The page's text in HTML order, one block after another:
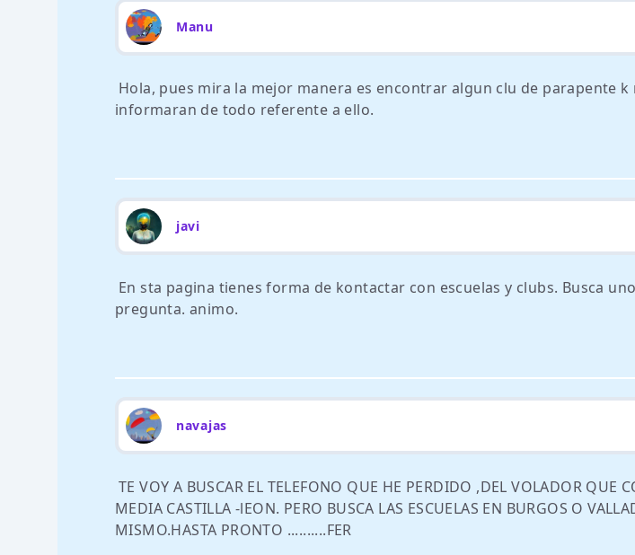
Manu
Hola, pues mira la mejor manera es encontrar algun clu de parapente k
informaran de todo referente a ello.
javi
En sta pagina tienes forma de kontactar con escuelas y clubs. Busca
pregunta. animo.
navajas
TE VOY A BUSCAR EL TELEFONO QUE HE PERDIDO ,DEL VOLADOR QUE
MEDIA CASTILLA -lEON. PERO BUSCA LAS ESCUELAS EN BURGOS O
MISMO.HASTA PRONTO ..........FER